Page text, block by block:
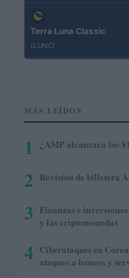
Terra Luna Classic
(LUNC)
MÁS LEÍDOS
1 ¿AMP alcanzará los
2 Revisión de billetera
3 Finanzas e
y las criptomonedas
4 Ciberataques en
ataques a bancos y